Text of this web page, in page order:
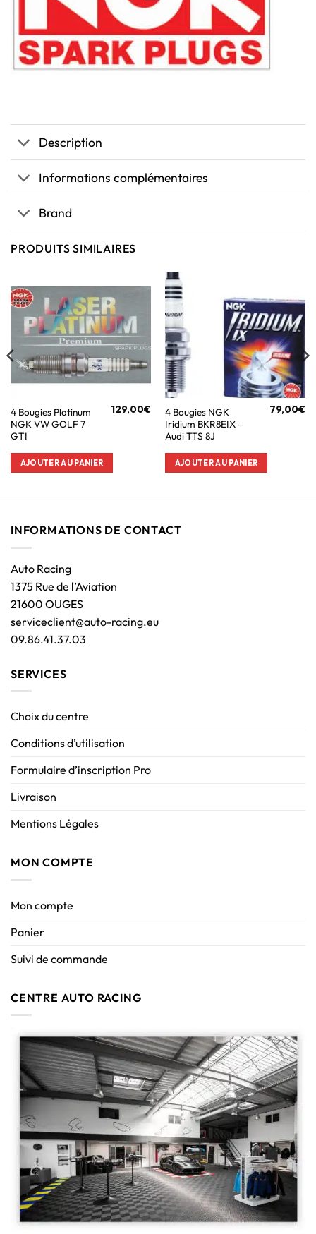
Description
Informations complémentaires
Brand
PRODUITS SIMILAIRES
4 Bougies Platinum
NGK VW GOLF 7
GTI
129,00€
AJOUTER AU PANIER
4 Bougies NGK
Iridium BKR8EIX –
Audi TTS 8J
79,00€
AJOUTER AU PANIER
INFORMATIONS DE CONTACT
Auto Racing
1375 Rue de l’Aviation
21600 OUGES
serviceclient@auto-racing.eu
09.86.41.37.03
SERVICES
Choix du centre
Conditions d’utilisation
Formulaire d’inscription Pro
Livraison
Mentions Légales
MON COMPTE
Mon compte
Panier
Suivi de commande
CENTRE AUTO RACING